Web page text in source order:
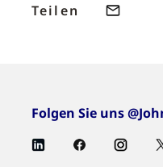
Teilen
Folgen Sie uns